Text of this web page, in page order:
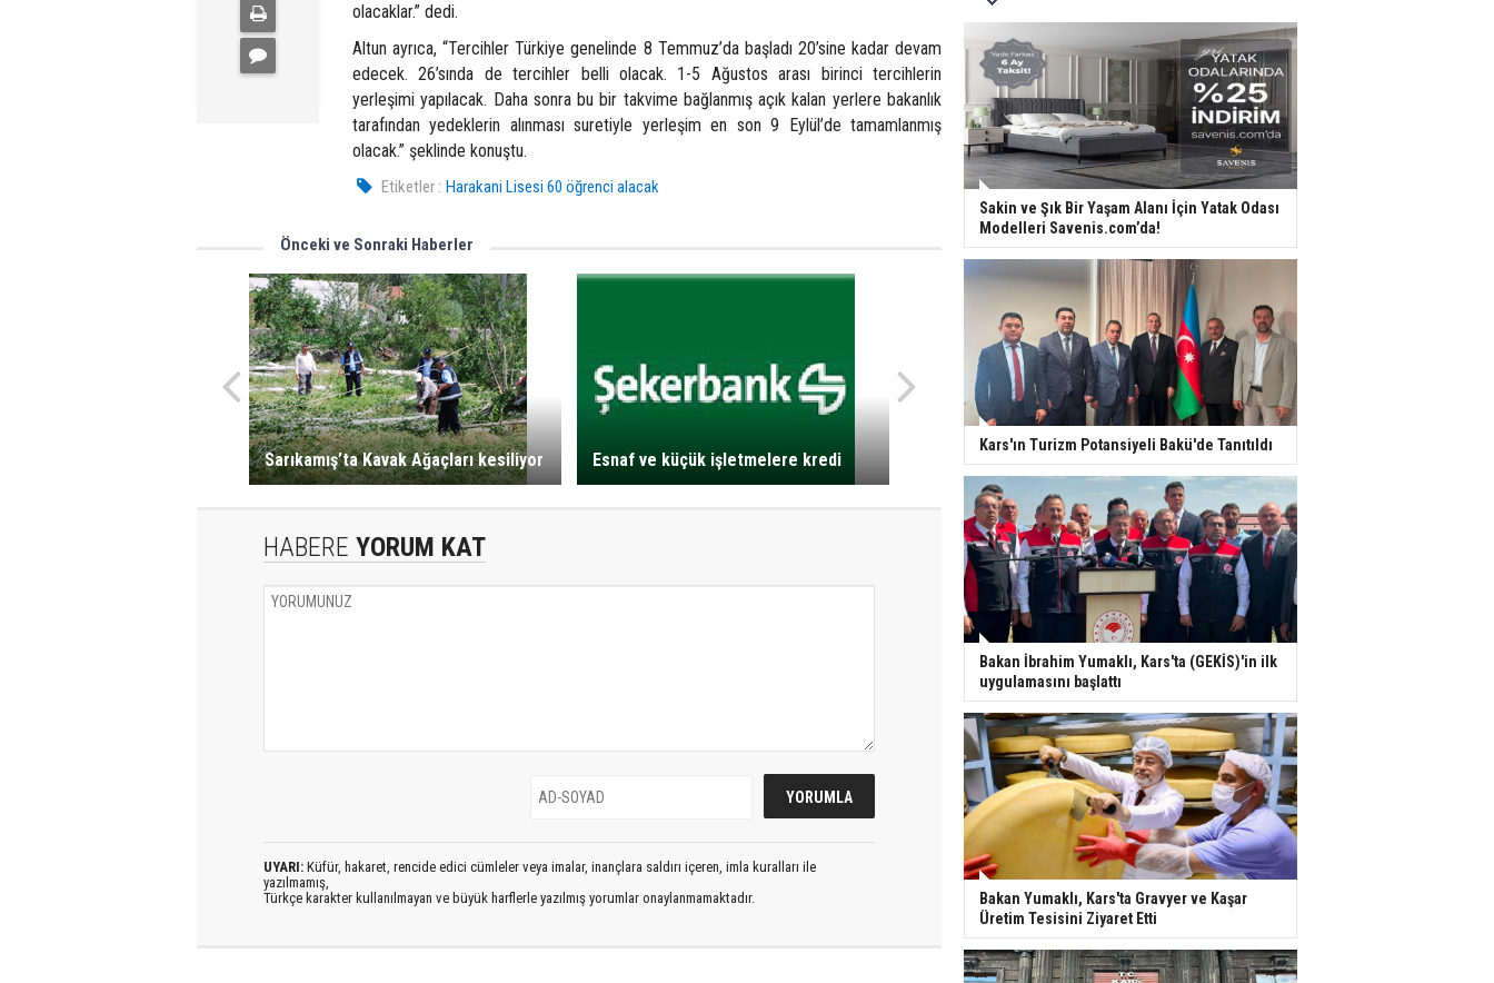
olacaklar.” dedi.
Altun ayrıca, “Tercihler Türkiye genelinde 8 Temmuz’da başladı 20’sine kadar devam
edecek. 26’sında de tercihler belli olacak. 1-5 Ağustos arası birinci tercihlerin
yerleşimi yapılacak. Daha sonra bu bir takvime bağlanmış açık kalan yerlere bakanlık
tarafından yedeklerin alınması suretiyle yerleşim en son 9 Eylül’de tamamlanmış
olacak.” şeklinde konuştu.
Etiketler : Harakani Lisesi 60 öğrenci alacak
Önceki ve Sonraki Haberler
Sarıkamış’ta Kavak Ağaçları kesiliyor Esnaf ve küçük işletmelere kredi
HABERE YORUM KAT
UYARI: Küfür, hakaret, rencide edici cümleler veya imalar, inançlara saldırı içeren, imla kuralları ile
yazılmamış,
Türkçe karakter kullanılmayan ve büyük harflerle yazılmış yorumlar onaylanmamaktadır.
Sakin ve Şık Bir Yaşam Alanı İçin Yatak Odası
Modelleri Savenis.com’da!
Kars'ın Turizm Potansiyeli Bakü'de Tanıtıldı
Bakan İbrahim Yumaklı, Kars'ta (GEKİS)'in ilk
uygulamasını başlattı
Bakan Yumaklı, Kars'ta Gravyer ve Kaşar
Üretim Tesisini Ziyaret Etti